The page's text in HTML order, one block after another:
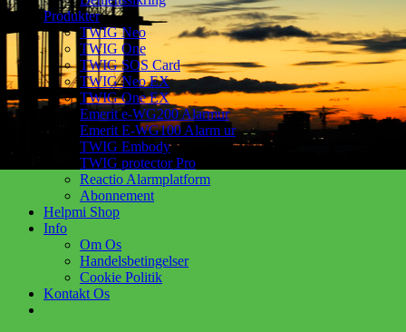
Produkter
TWIG Neo
TWIG One
TWIG SOS Card
TWIG Neo EX
TWIG One EX
Emerit e-WG200 Alarmur
Emerit E-WG100 Alarm ur
TWIG Embody
TWIG protector Pro
Reactio Alarmplatform
Abonnement
Helpmi Shop
Info
Om Os
Handelsbetingelser
Cookie Politik
Kontakt Os